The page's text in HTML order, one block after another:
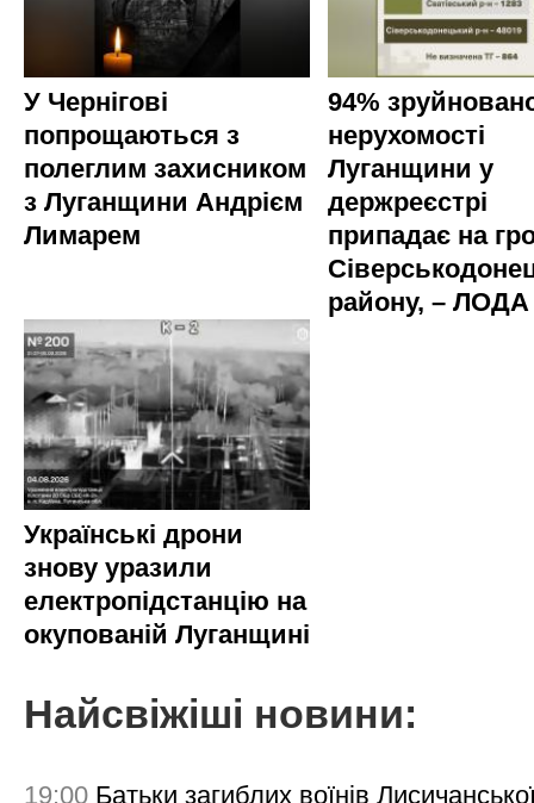
У Чернігові
попрощаються з
полеглим захисником
з Луганщини Андрієм
Лимарем
94%
нерухомості
Луганщини у
держреєстрі
припадає на
району, – ЛОДА
Українські дрони
знову уразили
електропідстанцію на
окупованій Луганщині
Найсвіжіші новини:
19:00 Батьки загиблих воїнів